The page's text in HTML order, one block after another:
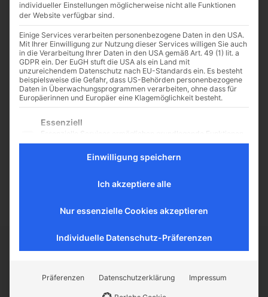
Rettung für altes
Nonnenkloster
der Ausläufer des sächsischen
noch Zeit ins Land, sagt Lutz
Kretzschmar, während er vor
individueller Einstellungen möglicherweise nicht alle Funktionen
der Website verfügbar sind.
Einige Services verarbeiten personenbezogene Daten in den USA.
Mit Ihrer Einwilligung zur Nutzung dieser Services willigen Sie auch
in die Verarbeitung Ihrer Daten in den USA gemäß Art. 49 (1) lit. a
GDPR ein. Der EuGH stuft die USA als ein Land mit
unzureichendem Datenschutz nach EU-Standards ein. Es besteht
beispielsweise die Gefahr, dass US-Behörden personenbezogene
Daten in Überwachungsprogrammen verarbeiten, ohne dass für
Europäerinnen und Europäer eine Klagemöglichkeit besteht.
Es folgt eine Liste der Service-Gruppen, für die eine
Essenziell
Essenzielle Services ermöglichen grundlegende Funktionen
und sind für das ordnungsgemäße Funktionieren der
Website erforderlich.
Statistik-Cookies sammeln Nutzungsdaten, die uns
werden standardmäßig blockiert. Wenn externe Services
akzeptiert werden, ist für den Zugriff auf diese Inhalte keine
Einwilligung speichern
Ich akzeptiere alle
Nur essenzielle Cookies akzeptieren
Individuelle Datenschutz-Präferenzen
Präferenzen Datenschutzerklärung Impressum